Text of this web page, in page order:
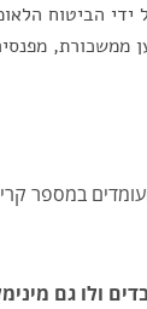
הביטוח
ממשכורת,
במספר
ולו גם